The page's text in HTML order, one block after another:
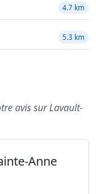
4.7 km
5.3 km
avis sur Lavault-
Anne